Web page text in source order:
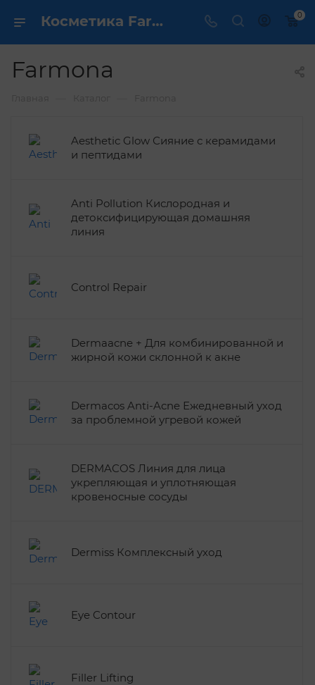
Косметика Farmona - купить в интернет магазине ✔️ по выгодной цене 0
Farmona
Aesthetic Glow Сияние с керамидами
и пептидами
Anti Pollution Кислородная и
детоксифицирующая домашняя
линия
Control Repair
Dermaacne + Для комбинированной и
жирной кожи склонной к акне
Dermacos Anti-Acne Ежедневный уход
за проблемной угревой кожей
DERMACOS Линия для лица
укрепляющая и уплотняющая
кровеносные сосуды
Dermiss Комплексный уход
Eye Contour
Filler Lifting